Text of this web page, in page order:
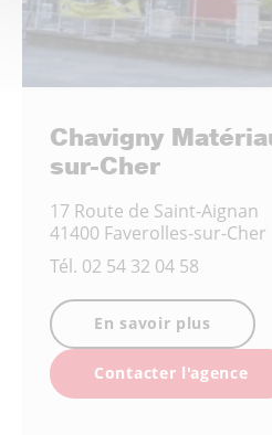
Chavigny
sur-Cher
17 Route de Saint-Aignan
41400 Faverolles-sur-Cher
Tél. 02 54 32 04 58
En savoir plus
Contacter l'agence